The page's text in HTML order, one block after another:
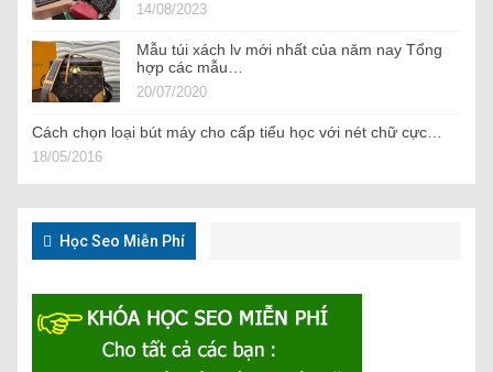
14/08/2023
Mẫu túi xách lv mới nhất của năm nay Tổng
hợp các mẫu…
20/07/2020
Cách chọn loại bút máy cho cấp tiểu học với nét chữ cực…
18/05/2016
Học Seo Miễn Phí